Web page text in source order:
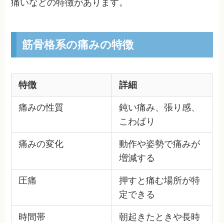
痛いなどの特徴があります。
筋骨格系の痛みの特徴
特徴 詳細
痛みの性質
鈍い痛み、張り感、
こわばり
痛みの変化
動作や姿勢で痛みが
増減する
圧痛
押すと痛む場所が特
定できる
時間帯
朝起きたときや長時